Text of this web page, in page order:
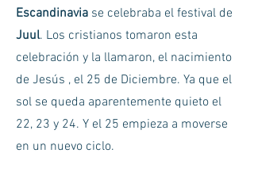
Escandinavia se celebraba el festival de
Juul. Los cristianos tomaron esta
celebración y la llamaron, el nacimiento
de Jesús , el 25 de Diciembre. Ya que el
sol se queda aparentemente quieto el
22, 23 y 24. Y el 25 empieza a moverse
en un nuevo ciclo.